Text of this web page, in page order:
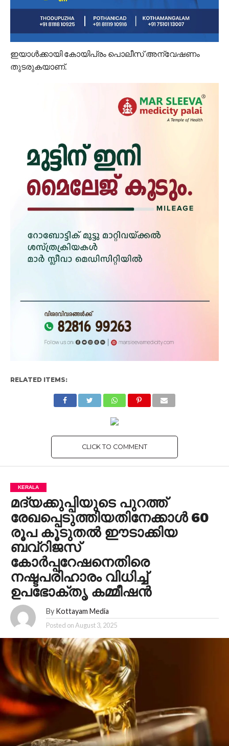
ഇയാള്‍ക്കായി കോയിപ്രം പൊലീസ് അന്വേഷണം
തുടരുകയാണ്.
RELATED ITEMS:
CLICK TO COMMENT
KERALA
മദ്യക്കുപ്പിയുടെ പുറത്ത്
രേഖപ്പെടുത്തിയതിനേക്കാള്‍ 60
രൂപ കൂടുതല്‍ ഈടാക്കിയ
ബവ്‌റിജസ്
കോര്‍പ്പറേഷനെതിരെ
നഷ്ടപരിഹാരം വിധിച്ച്
ഉപഭോക്തൃ കമ്മീഷന്‍
By Kottayam Media
Posted onAugust 3, 2025